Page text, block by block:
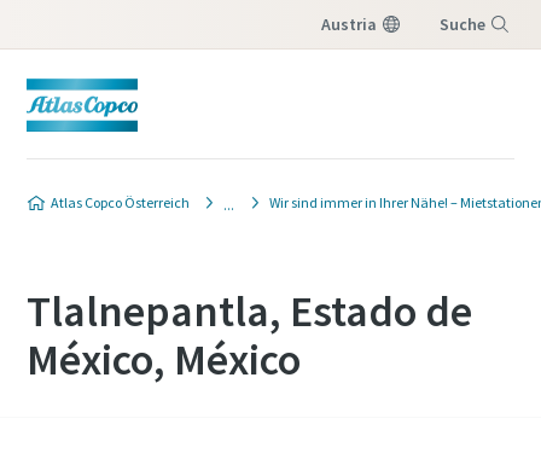
Austria Suche
Atlas Copco Österreich Wir sind immer in Ihrer Nähe! –
Tlalnepantla, Estado de
México, México